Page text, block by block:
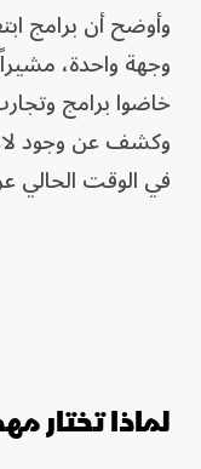
وأوضح أن برامج
خاضوا برامج
وكشف عن وجود
في الوقت الحالي
لماذا تختار